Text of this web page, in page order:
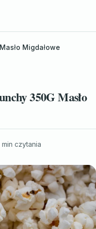
Migdałowe
350G Masło
min czytania